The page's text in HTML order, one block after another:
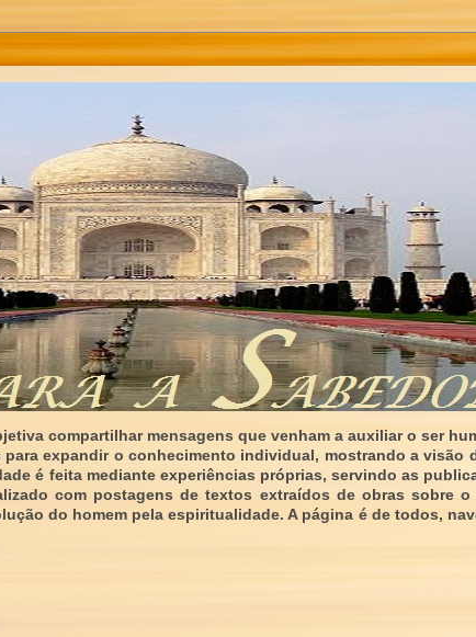
compartilhar mensagens que venham a auxiliar o ser
expandir o conhecimento individual, mostrando a visão
é feita mediante experiências próprias, servindo as
com postagens de textos extraídos de obras sobre o
do homem pela espiritualidade. A página é de todos,